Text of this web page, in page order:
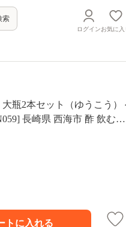
索
ログインお気に入
瓶2本セット（ゆうこう）
長崎県 西海市 酢 飲む酢
飲料 美容 ダイエット お酢
いしい ギフト お酢 果実酢